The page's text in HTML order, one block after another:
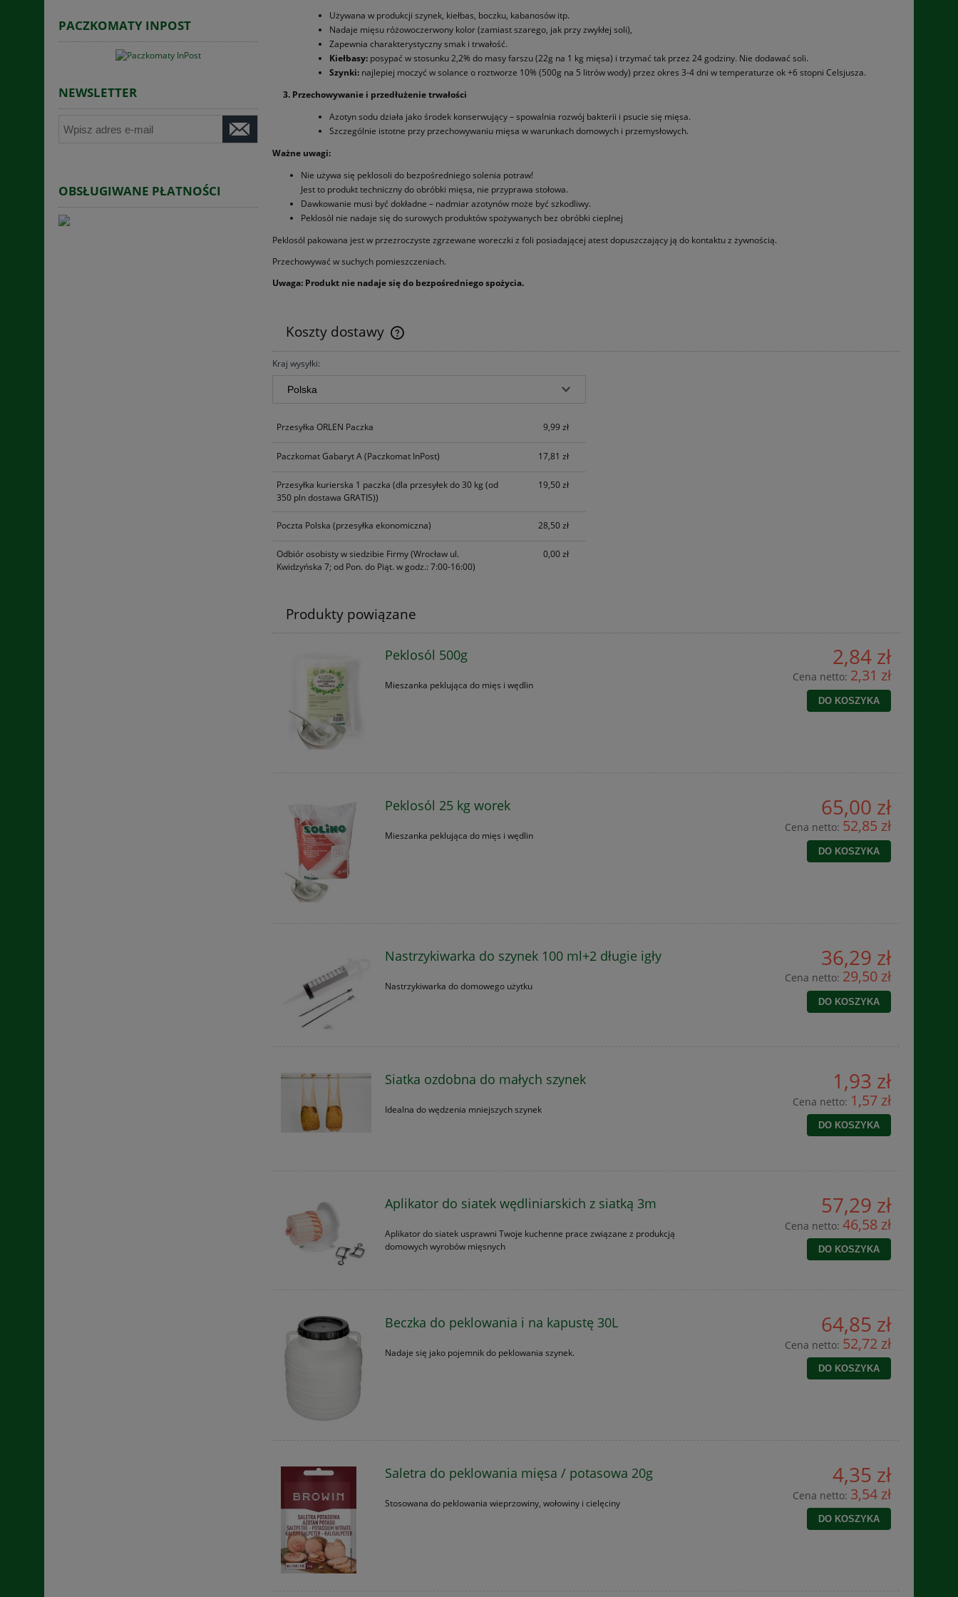
PACZKOMATY INPOST
NEWSLETTER
OBSŁUGIWANE PŁATNOŚCI
Używana w produkcji szynek, kiełbas, boczku, kabanosów itp.
Nadaje mięsu różowoczerwony kolor (zamiast szarego, jak przy zwykłej soli),
Zapewnia charakterystyczny smak i trwałość.
Kiełbasy: posypać w stosunku 2,2% do masy farszu (22g na 1 kg mięsa) i trzymać tak przez 24 godziny. Nie dodawać soli.
Szynki: najlepiej moczyć w solance o roztworze 10% (500g na 5 litrów wody) przez okres 3-4 dni w temperaturze ok +6 stopni Celsjusza.
3. Przechowywanie i przedłużenie trwałości
Azotyn sodu działa jako środek konserwujący – spowalnia rozwój bakterii i psucie się mięsa.
Szczególnie istotne przy przechowywaniu mięsa w warunkach domowych i przemysłowych.
Ważne uwagi:
Nie używa się peklosoli do bezpośredniego solenia potraw!
Jest to produkt techniczny do obróbki mięsa, nie przyprawa stołowa.
Dawkowanie musi być dokładne – nadmiar azotynów może być szkodliwy.
Peklosól nie nadaje się do surowych produktów spożywanych bez obróbki cieplnej
Peklosól pakowana jest w przezroczyste zgrzewane woreczki z foli posiadającej atest dopuszczający ją do kontaktu z żywnością.
Przechowywać w suchych pomieszczeniach.
Uwaga: Produkt nie nadaje się do bezpośredniego spożycia.
Koszty dostawy
Kraj wysyłki:
Przesyłka ORLEN Paczka 9,99 zł
Paczkomat Gabaryt A(Paczkomat InPost) 17,81 zł
Przesyłka kurierska 1 paczka (dla przesyłek do 30 kg (od
350 pln dostawa GRATIS))
19,50 zł
Poczta Polska (przesyłka ekonomiczna) 28,50 zł
Odbiór osobisty w siedzibie Firmy(Wrocław ul.
Kwidzyńska 7; od Pon. do Piąt. w godz.: 7:00-16:00)
0,00 zł
Produkty powiązane
Peklosól 500g
Mieszanka peklująca do mięs i wędlin
2,84 zł
Cena netto: 2,31 zł
DO KOSZYKA
Peklosól 25 kg worek
Mieszanka peklująca do mięs i wędlin
65,00 zł
Cena netto: 52,85 zł
DO KOSZYKA
Nastrzykiwarka do szynek 100 ml+2 długie igły
Nastrzykiwarka do domowego użytku
36,29 zł
Cena netto: 29,50 zł
DO KOSZYKA
Siatka ozdobna do małych szynek
Idealna do wędzenia mniejszych szynek
1,93 zł
Cena netto: 1,57 zł
DO KOSZYKA
Aplikator do siatek wędliniarskich z siatką 3m
Aplikator do siatek usprawni Twoje kuchenne prace związane z produkcją
domowych wyrobów mięsnych
57,29 zł
Cena netto: 46,58 zł
DO KOSZYKA
Beczka do peklowania i na kapustę 30L
Nadaje się jako pojemnik do peklowania szynek.
64,85 zł
Cena netto: 52,72 zł
DO KOSZYKA
Saletra do peklowania mięsa / potasowa 20g
Stosowana do peklowania wieprzowiny, wołowiny i cielęciny
4,35 zł
Cena netto: 3,54 zł
DO KOSZYKA